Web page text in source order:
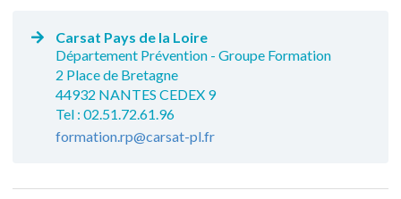
Carsat Pays de la Loire
Département Prévention - Groupe Formation
2 Place de Bretagne
44932 NANTES CEDEX 9
Tel : 02.51.72.61.96
formation.rp@carsat-pl.fr